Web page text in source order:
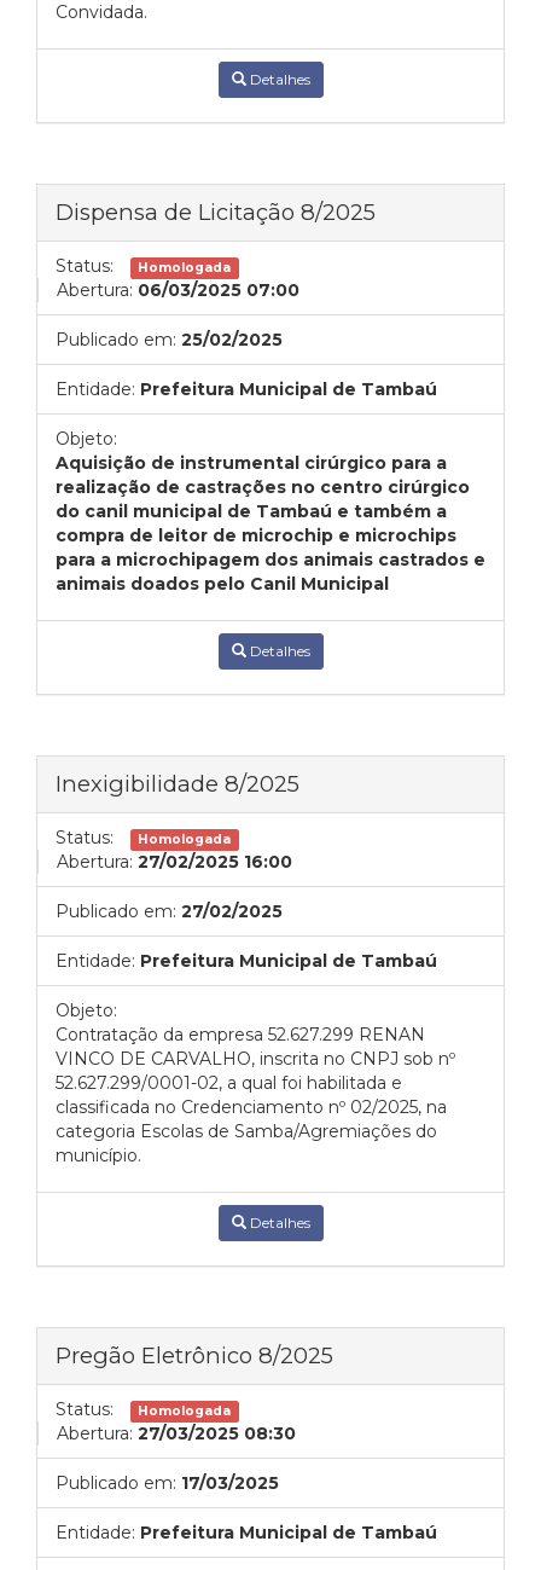
Convidada.
Detalhes
Dispensa de Licitação 8/2025
Status: Homologada
Abertura: 06/03/2025 07:00
Publicado em: 25/02/2025
Entidade: Prefeitura Municipal de Tambaú
Objeto:
Aquisição de instrumental cirúrgico para a
realização de castrações no centro cirúrgico
do canil municipal de Tambaú e também a
compra de leitor de microchip e microchips
para a microchipagem dos animais castrados e
animais doados pelo Canil Municipal
Detalhes
Inexigibilidade 8/2025
Status: Homologada
Abertura: 27/02/2025 16:00
Publicado em: 27/02/2025
Entidade: Prefeitura Municipal de Tambaú
Objeto:
Contratação da empresa 52.627.299 RENAN
VINCO DE CARVALHO, inscrita no CNPJ sob nº
52.627.299/0001-02, a qual foi habilitada e
classificada no Credenciamento nº 02/2025, na
categoria Escolas de Samba/Agremiações do
município.
Detalhes
Pregão Eletrônico 8/2025
Status: Homologada
Abertura: 27/03/2025 08:30
Publicado em: 17/03/2025
Entidade: Prefeitura Municipal de Tambaú